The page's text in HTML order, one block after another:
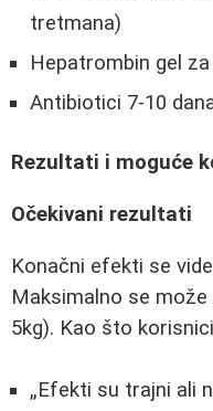
tretmana)
Hepatrombin gel
Antibiotici 7-10
Rezultati i moguće
Očekivani rezultati
Konačni efekti se
Maksimalno se
5kg). Kao što
Efekti su trajni ali